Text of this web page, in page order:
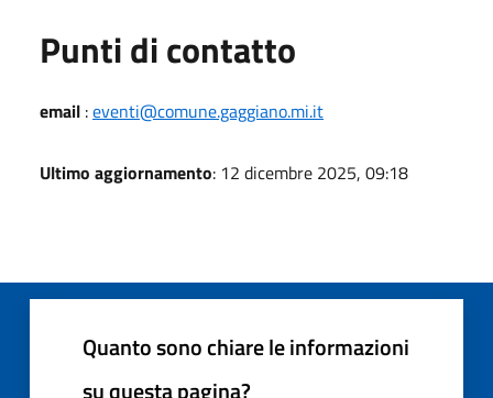
Punti di contatto
email :eventi@comune.gaggiano.mi.it
Ultimo aggiornamento: 12 dicembre 2025, 09:18
Quanto sono chiare le informazioni
su questa pagina?